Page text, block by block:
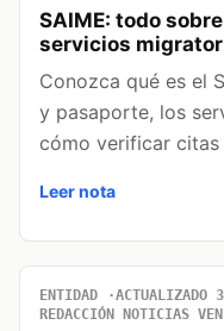
SAIME: todo
servicios
Conozca qué es el
y pasaporte, los
cómo verificar citas
Leer nota
ENTIDAD
REDACCIÓN NOTICIAS